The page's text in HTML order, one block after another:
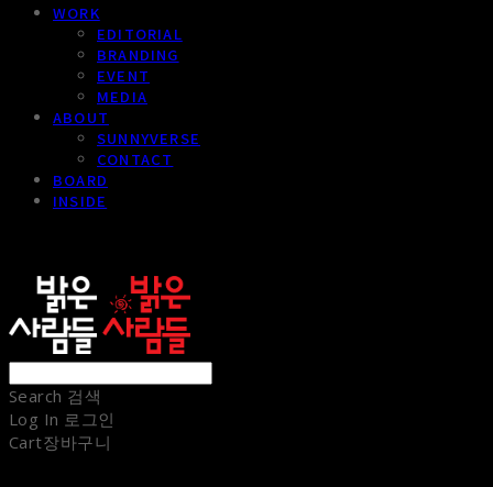
WORK
EDITORIAL
BRANDING
EVENT
MEDIA
ABOUT
SUNNYVERSE
CONTACT
BOARD
INSIDE
Search 검색
Log In 로그인
Cart장바구니